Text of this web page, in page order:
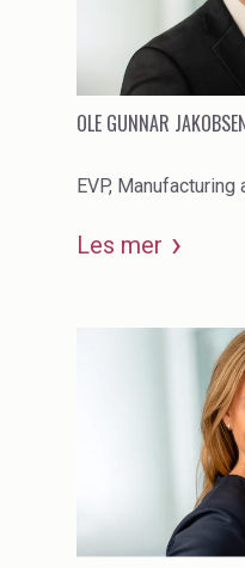
OLE GUNNAR
EVP,
Les mer